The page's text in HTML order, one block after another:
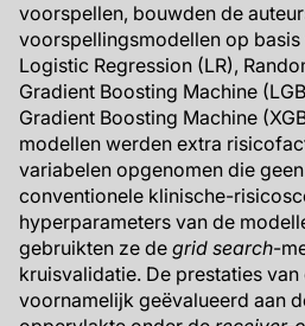
voorspellen, bouwden de
voorspellingsmodellen op
Logistic Regression (LR),
Gradient Boosting Machine
Gradient Boosting Machine
modellen werden extra
variabelen opgenomen die
conventionele klinische-
hyperparameters van de
gebruikten ze de grid search-
kruisvalidatie. De prestaties
voornamelijk geëvalueerd aan